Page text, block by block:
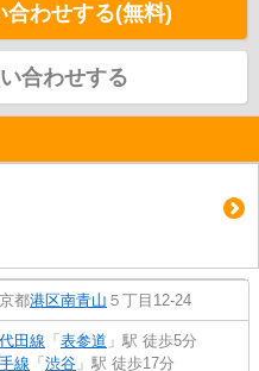
合わせする(無料)
合わせする
都港区南青山 ５丁目12-24
田線 「 表参道 」駅 徒歩5分
線 「 渋谷 」駅 徒歩17分